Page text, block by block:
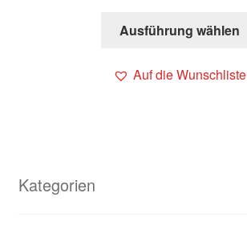
Ausführung wählen
Auf die Wunschliste
Kategorien